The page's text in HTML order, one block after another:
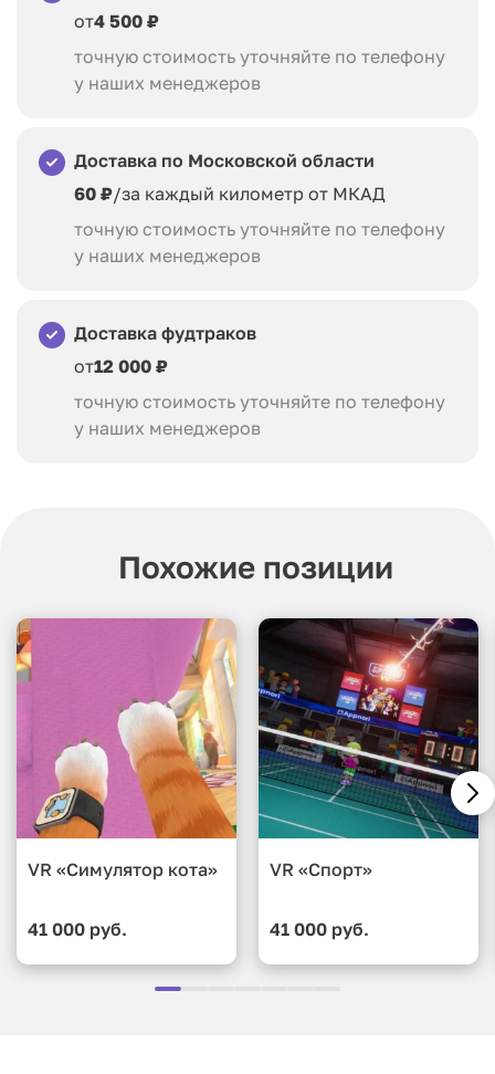
от4 500 ₽
точную стоимость уточняйте по телефону
у наших менеджеров
Доставка по Московской области
60 ₽/за каждый километр от МКАД
точную стоимость уточняйте по телефону
у наших менеджеров
Доставка фудтраков
от12 000 ₽
точную стоимость уточняйте по телефону
у наших менеджеров
Похожие позиции
VR «Симулятор кота»
41 000 руб.
VR «Спорт»
41 000 руб.